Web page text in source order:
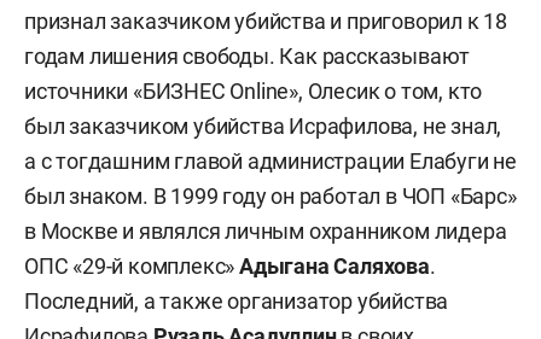
признал заказчиком убийства и приговорил к 18
годам лишения свободы. Как рассказывают
источники «БИЗНЕС Online», Олесик о том, кто
был заказчиком убийства Исрафилова, не знал,
а с тогдашним главой администрации Елабуги не
был знаком. В 1999 году он работал в ЧОП «Барс»
в Москве и являлся личным охранником лидера
ОПС «29-й комплекс»Адыгана Саляхова.
Последний, а также организатор убийства